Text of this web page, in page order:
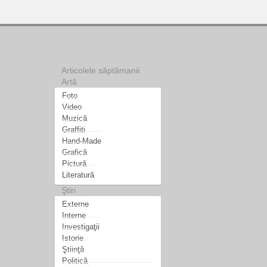
Articolele săptămanii
Artă
Foto
Video
Muzică
Graffiti
Hand-Made
Grafică
Pictură
Literatură
Ştiri
Externe
Interne
Investigaţii
Istorie
Ştiinţă
Politică